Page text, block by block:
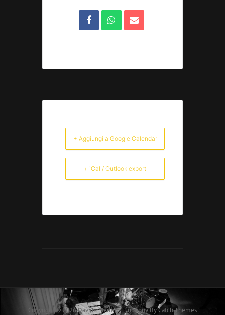
+ Aggiungi a Google Calendar
+ iCal / Outlook export
Copyright © 2026Davide Merlino|Euphony ByCatch Themes